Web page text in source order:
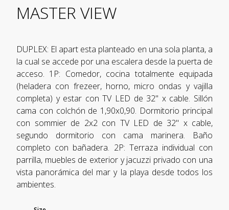
MASTER VIEW
DUPLEX: El apart esta planteado en una sola planta, a
la cual se accede por una escalera desde la puerta de
acceso. 1P: Comedor, cocina totalmente equipada
(heladera con frezeer, horno, micro ondas y vajilla
completa) y estar con TV LED de 32" x cable. Sillón
cama con colchón de 1,90x0,90. Dormitorio principal
con sommier de 2x2 con TV LED de 32" x cable,
segundo dormitorio con cama marinera. Baño
completo con bañadera. 2P: Terraza individual con
parrilla, muebles de exterior y jacuzzi privado con una
vista panorámica del mar y la playa desde todos los
ambientes.